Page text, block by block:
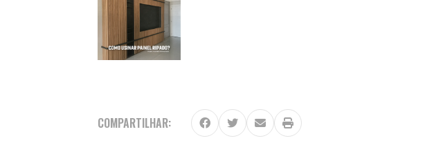
COMPARTILHAR: